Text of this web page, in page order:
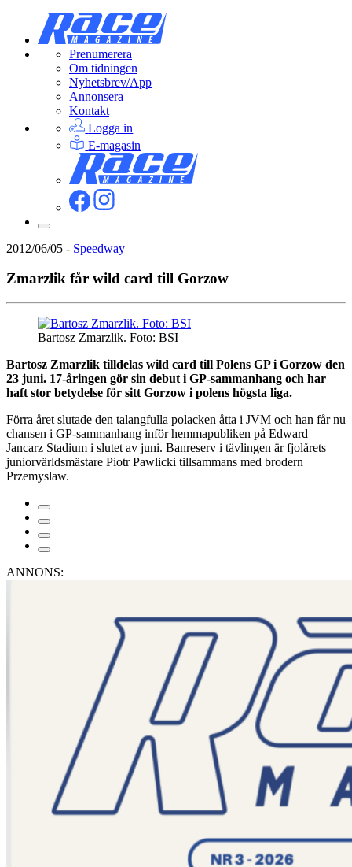
Prenumerera
Om tidningen
Nyhetsbrev/App
Annonsera
Kontakt
Logga in
E-magasin
2012/06/05 - Speedway
Zmarzlik får wild card till Gorzow
Bartosz Zmarzlik. Foto: BSI
Bartosz Zmarzlik tilldelas wild card till Polens GP i Gorzow den
23 juni. 17-åringen gör sin debut i GP-sammanhang och har
haft stor betydelse för sitt Gorzow i polens högsta liga.
Förra året slutade den talangfulla polacken åtta i JVM och han får nu
chansen i GP-sammanhang inför hemmapubliken på Edward
Jancarz Stadium i slutet av juni. Banreserv i tävlingen är fjolårets
juniorvärldsmästare Piotr Pawlicki tillsammans med brodern
Przemyslaw.
ANNONS: